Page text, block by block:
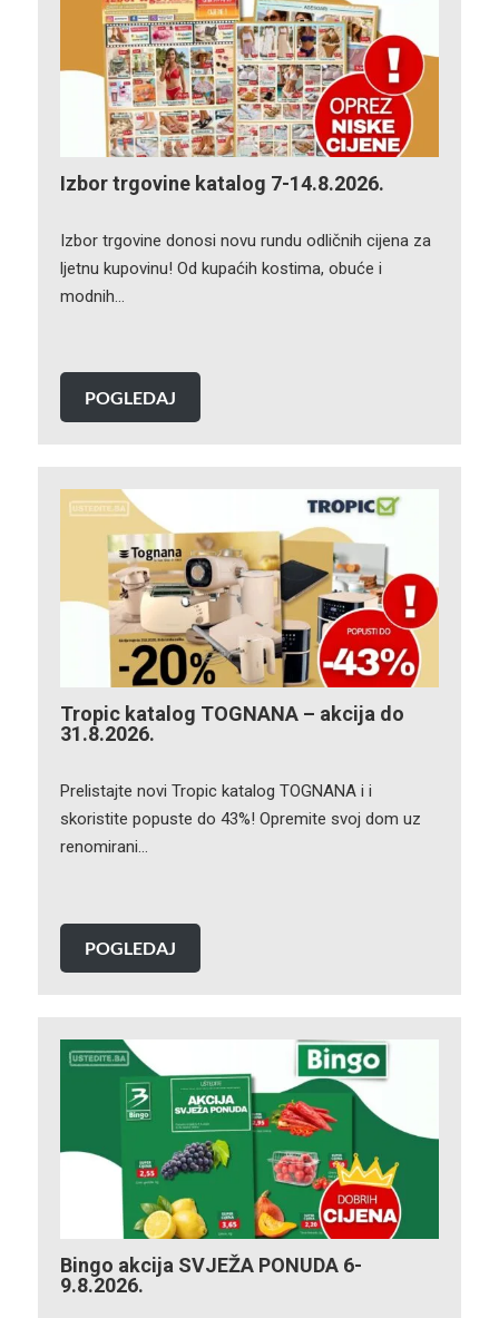
Izbor trgovine katalog 7-14.8.2026.
Izbor trgovine donosi novu rundu odličnih cijena za
ljetnu kupovinu! Od kupaćih kostima, obuće i
modnih…
POGLEDAJ
Tropic katalog TOGNANA – akcija do
31.8.2026.
Prelistajte novi Tropic katalog TOGNANA i i
skoristite popuste do 43%! Opremite svoj dom uz
renomirani…
POGLEDAJ
Bingo akcija SVJEŽA PONUDA 6-
9.8.2026.